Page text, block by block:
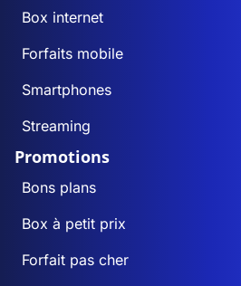
Box internet
Forfaits mobile
Smartphones
Streaming
Promotions
Bons plans
Box à petit prix
Forfait pas cher